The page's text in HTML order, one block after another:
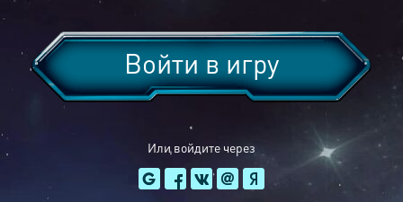
Или войдите через
Войти в игру